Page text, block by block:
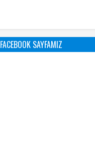
FACEBOOK SAYFAMIZ